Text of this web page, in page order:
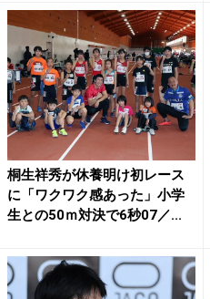
桐生祥秀が休養明け初レース
に「ワクワク感あった」小学
生との50ｍ対決で6秒07／...